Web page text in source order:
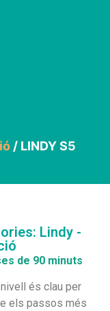
/ LINDY S5
Lindy -
de 90 minuts
és clau per
els passos més